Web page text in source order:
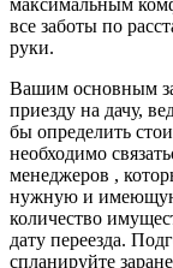
максимальным
все заботы по
руки.
Вашим основным
приезду на дачу,
бы определить
необходимо
менеджеров ,
нужную и
количество
дату переезда.
спланируйте